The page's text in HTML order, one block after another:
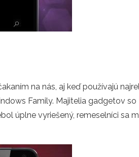
na nás, aj keď používajú
Family. Majitelia gadgetov so
úplne vyriešený, remeselníci sa